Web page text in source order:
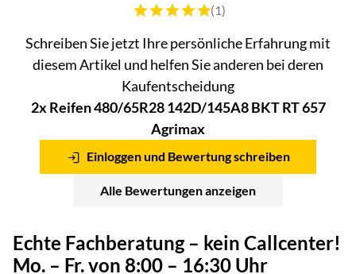
Bewertung: 5 von 5 (1 Bewertungen)
(1)
Schreiben Sie jetzt Ihre persönliche Erfahrung mit
diesem Artikel und helfen Sie anderen bei deren
Kaufentscheidung
2x Reifen 480/65R28 142D/145A8 BKT RT 657
Agrimax
Einloggen und Bewertung schreiben
Alle Bewertungen anzeigen
Echte Fachberatung – kein Callcenter!
Mo. – Fr. von 8:00 – 16:30 Uhr